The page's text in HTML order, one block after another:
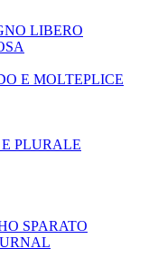
LIBERO
E MOLTEPLICE
PLURALE
SPARATO